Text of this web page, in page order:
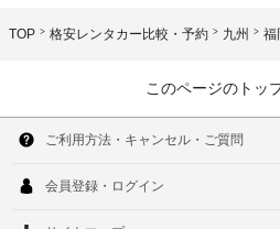
TOP 格安レンタカー比較・予約 九州 福
このページのトッ